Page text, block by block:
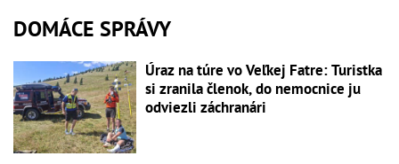
DOMÁCE SPRÁVY
Úraz na túre vo Veľkej Fatre: Turistka
si zranila členok, do nemocnice ju
odviezli záchranári